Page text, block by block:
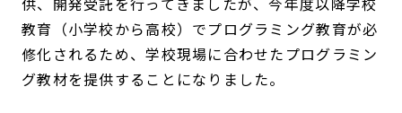
教育（小学校から高校）でプログラミング教育が必
修化されるため、学校現場に合わせたプログラミン
グ教材を提供することになりました。